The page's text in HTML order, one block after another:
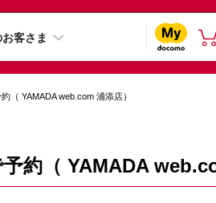
客さま
（ YAMADA web.com 浦添店）
約（ YAMADA